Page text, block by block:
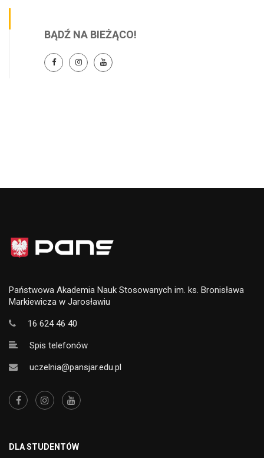
BĄDŹ NA BIEŻĄCO!
Państwowa Akademia Nauk Stosowanych im. ks. Bronisława
Markiewicza w Jarosławiu
16 624 46 40
Spis telefonów
uczelnia@pansjar.edu.pl
DLA STUDENTÓW